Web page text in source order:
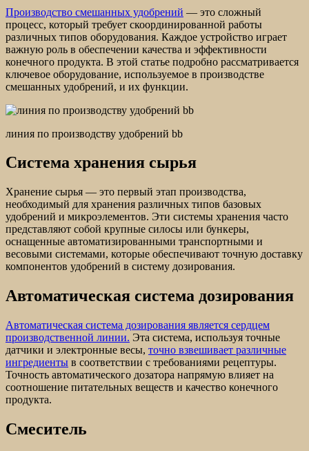
Производство смешанных удобрений — это сложный
процесс, который требует скоординированной работы
различных типов оборудования. Каждое устройство играет
важную роль в обеспечении качества и эффективности
конечного продукта. В этой статье подробно рассматривается
ключевое оборудование, используемое в производстве
смешанных удобрений, и их функции.
линия по производству удобрений bb
Система хранения сырья
Хранение сырья — это первый этап производства,
необходимый для хранения различных типов базовых
удобрений и микроэлементов. Эти системы хранения часто
представляют собой крупные силосы или бункеры,
оснащенные автоматизированными транспортными и
весовыми системами, которые обеспечивают точную доставку
компонентов удобрений в систему дозирования.
Автоматическая система дозирования
Автоматическая система дозирования является сердцем
производственной линии. Эта система, используя точные
датчики и электронные весы, точно взвешивает различные
ингредиенты в соответствии с требованиями рецептуры.
Точность автоматического дозатора напрямую влияет на
соотношение питательных веществ и качество конечного
продукта.
Смеситель